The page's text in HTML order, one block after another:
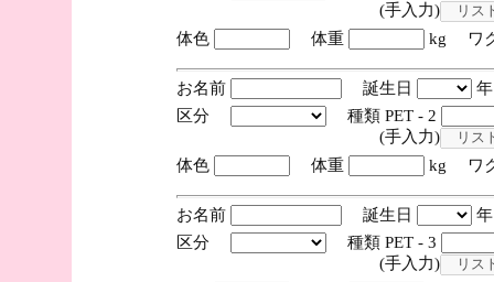
(手入力)
体色
体重 kg ワ
お名前 誕生日
区分
種類 PET - 2
(手入力)
体色
体重 kg ワ
お名前 誕生日
区分
種類 PET - 3
(手入力)